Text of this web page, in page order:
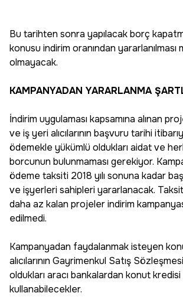
Bu tarihten sonra yapılacak borç
konusu indirim oranından yararlanılması
olmayacak.
KAMPANYADAN YARARLANMA
İndirim uygulaması kapsamına alınan
ve iş yeri alıcılarının başvuru tarihi
ödemekle yükümlü oldukları aidat ve
borcunun bulunmaması gerekiyor.
ödeme taksiti 2018 yılı sonuna kadar
ve işyerleri sahipleri yararlanacak. Taksit
daha az kalan projeler indirim
edilmedi.
Kampanyadan faydalanmak isteyen
alıcılarının Gayrimenkul Satış
oldukları aracı bankalardan konut kredisi
kullanabilecekler.